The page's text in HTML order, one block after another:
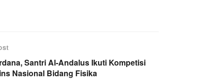
Santri Al-Andalus Ikuti Kompetisi
Nasional Bidang Fisika